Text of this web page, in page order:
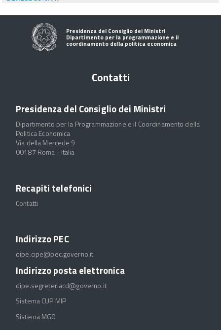
Presidenza del Consiglio dei Ministri
Dipartimento per la programmazione e il
coordinamento della politica economica
Contatti
Presidenza del Consiglio dei Ministri
Dipartimento per la Programmazione e il Coordinamento della
Politica Economica
Via della Mercede 9
00187 Roma - Italia
Recapiti telefonici
Contatti
Indirizzo PEC
dipe.cipe@pec.governo.it
Indirizzo posta elettronica
dipe.segreteriacd@governo.it
Sistema CUP MIP
Sistema MGO